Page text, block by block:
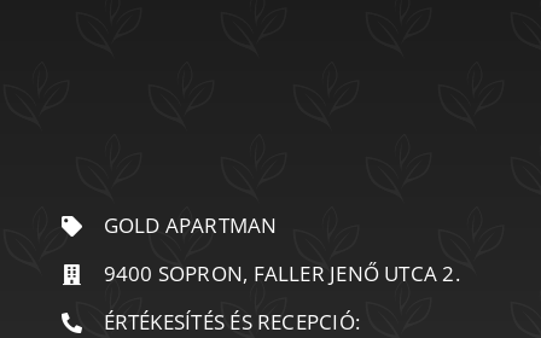
GOLD APARTMAN
9400 SOPRON, FALLER JENŐ UTCA 2.
ÉRTÉKESÍTÉS ÉS RECEPCIÓ: